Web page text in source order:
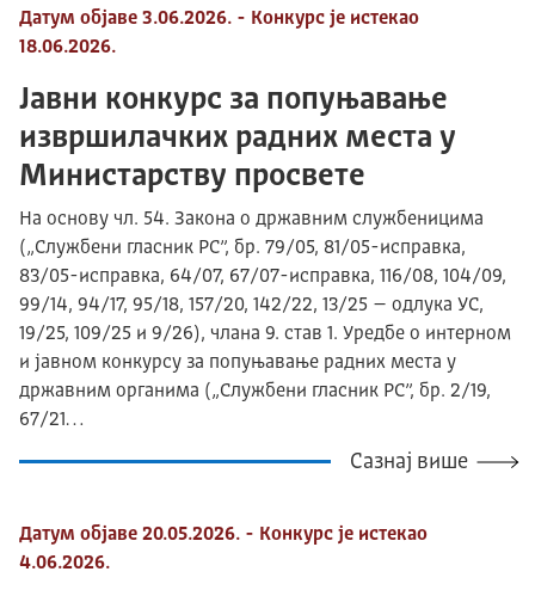
Датум објаве 3.06.2026. - Конкурс је истекао
18.06.2026.
Јавни конкурс за попуњавање
извршилачких радних места у
Министарству просвете
На основу чл. 54. Закона о државним службеницима
(„Службени гласник РС”, бр. 79/05, 81/05-исправка,
83/05-исправка, 64/07, 67/07-исправка, 116/08, 104/09,
99/14, 94/17, 95/18, 157/20, 142/22, 13/25 – одлука УС,
19/25, 109/25 и 9/26), члана 9. став 1. Уредбе о интерном
и јавном конкурсу за попуњавање радних места у
државним органима („Службени гласник РС”, бр. 2/19,
67/21…
Сазнај више
Датум објаве 20.05.2026. - Конкурс је истекао
4.06.2026.